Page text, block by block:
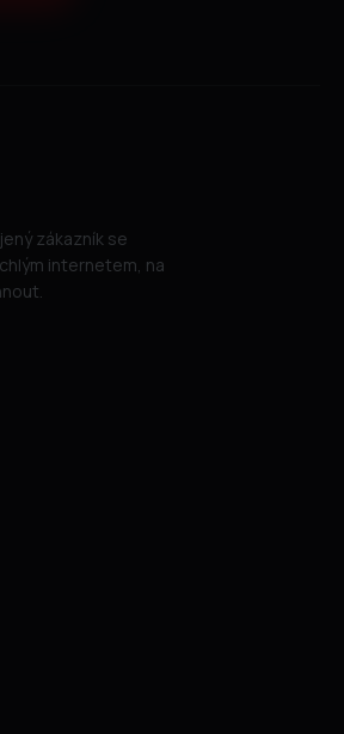
zákazník se
internetem, na